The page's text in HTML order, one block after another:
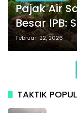
Pajak Air
Besar IPB:
Lemah
Februari 22, 2026
TAKTIK